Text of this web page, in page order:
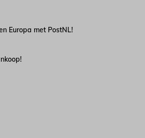
Europa met PostNL!